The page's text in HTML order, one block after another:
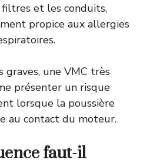
filtres et les conduits,
propice aux allergies
graves, une VMC très
présenter un risque
lorsque la poussière
au contact du moteur.
faut-il